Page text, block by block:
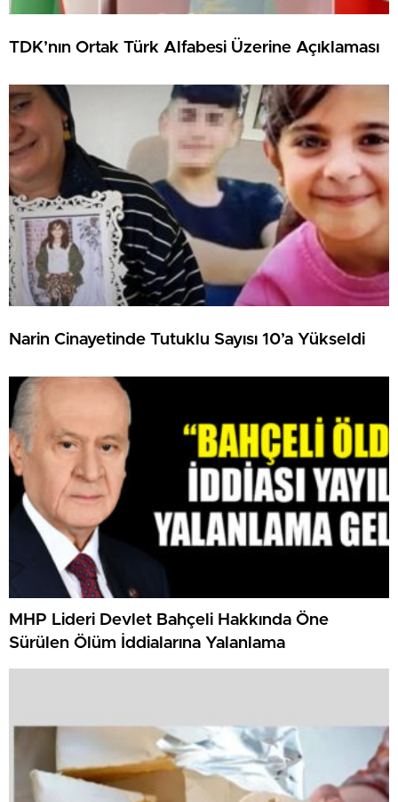
TDK’nın Ortak Türk Alfabesi Üzerine Açıklaması
Narin Cinayetinde Tutuklu Sayısı 10’a Yükseldi
MHP Lideri Devlet Bahçeli Hakkında Öne
Sürülen Ölüm İddialarına Yalanlama